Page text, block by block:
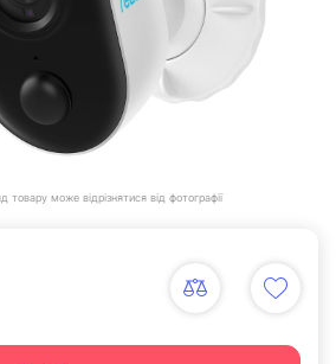
товару може відрізнятися від фотографії